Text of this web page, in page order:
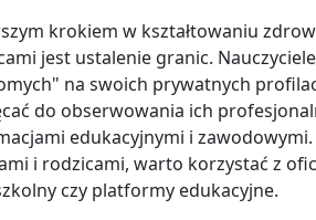
krokiem w kształtowaniu
jest ustalenie granic.
na swoich prywatnych
do obserwowania ich
edukacyjnymi i
i rodzicami, warto korzystać z
czy platformy edukacyjne.